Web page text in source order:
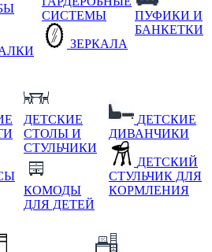
СИСТЕМЫ
ЗЕРКАЛА
ПУФИКИ И
БАНКЕТКИ
ДЕТСКИЕ
СТОЛЫ И
СТУЛЬЧИКИ
КОМОДЫ
ДЛЯ ДЕТЕЙ
ДЕТСКИЕ
ДИВАНЧИКИ
ДЕТСКИЙ
СТУЛЬЧИК ДЛЯ
КОРМЛЕНИЯ